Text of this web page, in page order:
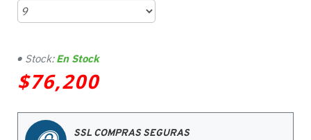
$76,200
Stock: En Stock
SSL COMPRAS SEGURAS